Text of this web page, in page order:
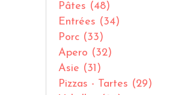
Pâtes (48)
Entrées (34)
Porc (33)
Apero (32)
Asie (31)
Pizzas - Tartes (29)